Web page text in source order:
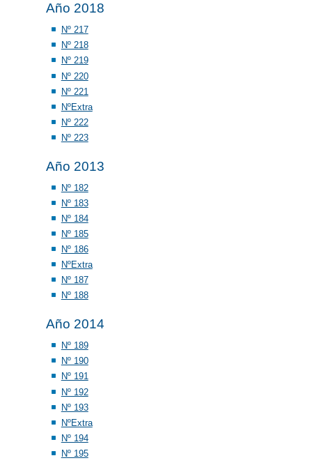
Año 2018
Nº 217
Nº 218
Nº 219
Nº 220
Nº 221
NºExtra
Nº 222
Nº 223
Año 2013
Nº 182
Nº 183
Nº 184
Nº 185
Nº 186
NºExtra
Nº 187
Nº 188
Año 2014
Nº 189
Nº 190
Nº 191
Nº 192
Nº 193
NºExtra
Nº 194
Nº 195